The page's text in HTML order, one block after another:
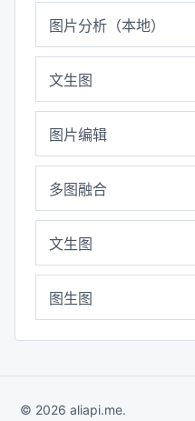
图片分析（本地）
文生图
图片编辑
多图融合
文生图
图生图
© 2026 aliapi.me.